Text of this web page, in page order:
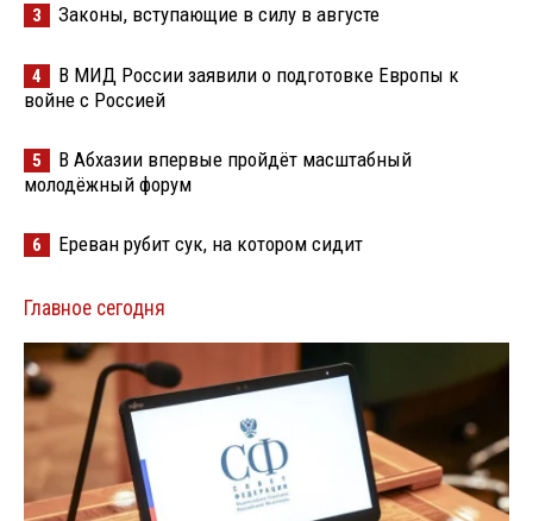
3 Законы, вступающие в силу в августе
4
В МИД России заявили о подготовке Европы к
войне с Россией
5
В Абхазии впервые пройдёт масштабный
молодёжный форум
6 Ереван рубит сук, на котором сидит
Главное сегодня